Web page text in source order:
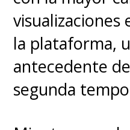
visualizaciones
la plataforma,
antecedente
segunda